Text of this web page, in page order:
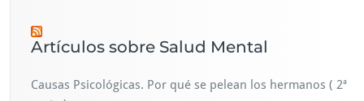
Artículos sobre Salud Mental
Causas Psicológicas. Por qué se pelean los hermanos ( 2ª